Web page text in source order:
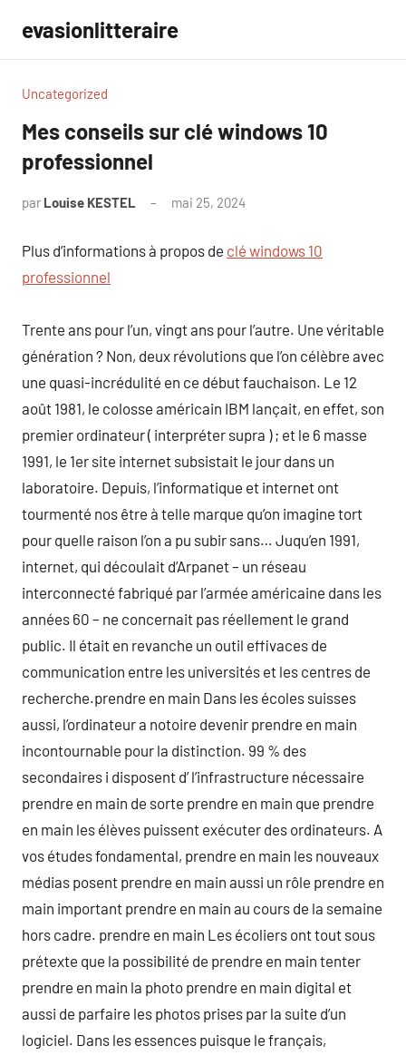
contenu
evasionlitteraire
Uncategorized
Mes conseils sur clé windows 10
professionnel
par Louise KESTEL mai 25, 2024
Plus d’informations à propos de clé windows 10
professionnel
Trente ans pour l’un, vingt ans pour l’autre. Une véritable
génération ? Non, deux révolutions que l’on célèbre avec
une quasi-incrédulité en ce début fauchaison. Le 12
août 1981, le colosse américain IBM lançait, en effet, son
premier ordinateur ( interpréter supra ) ; et le 6 masse
1991, le 1er site internet subsistait le jour dans un
laboratoire. Depuis, l’informatique et internet ont
tourmenté nos être à telle marque qu’on imagine tort
pour quelle raison l’on a pu subir sans… Juqu’en 1991,
internet, qui découlait d’Arpanet – un réseau
interconnecté fabriqué par l’armée américaine dans les
années 60 – ne concernait pas réellement le grand
public. Il était en revanche un outil effivaces de
communication entre les universités et les centres de
recherche.prendre en main Dans les écoles suisses
aussi, l’ordinateur a notoire devenir prendre en main
incontournable pour la distinction. 99 % des
secondaires i disposent d’ l’infrastructure nécessaire
prendre en main de sorte prendre en main que prendre
en main les élèves puissent exécuter des ordinateurs. A
vos études fondamental, prendre en main les nouveaux
médias posent prendre en main aussi un rôle prendre en
main important prendre en main au cours de la semaine
hors cadre. prendre en main Les écoliers ont tout sous
prétexte que la possibilité de prendre en main tenter
prendre en main la photo prendre en main digital et
aussi de parfaire les photos prises par la suite d’un
logiciel. Dans les essences puisque le français,